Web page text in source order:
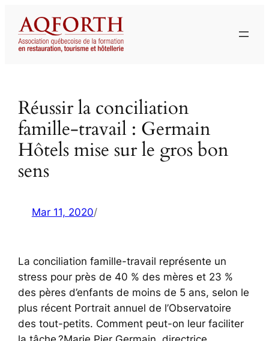
contenu
Réussir la conciliation
famille-travail : Germain
Hôtels mise sur le gros bon
sens
Mar 11, 2020/
La conciliation famille-travail représente un
stress pour près de 40 % des mères et 23 %
des pères d’enfants de moins de 5 ans, selon le
plus récent Portrait annuel de l’Observatoire
des tout-petits. Comment peut-on leur faciliter